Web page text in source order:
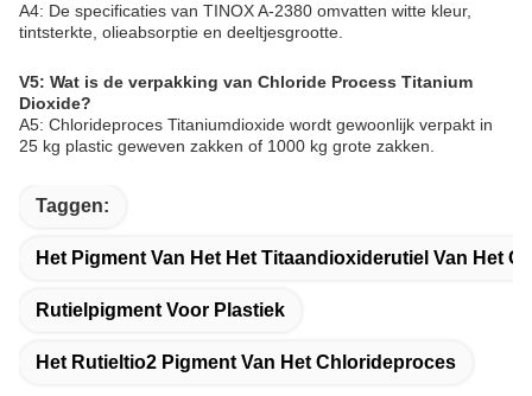
A4: De specificaties van TINOX A-2380 omvatten witte kleur,
tintsterkte, olieabsorptie en deeltjesgrootte.
V5: Wat is de verpakking van Chloride Process Titanium
Dioxide?
A5: Chlorideproces Titaniumdioxide wordt gewoonlijk verpakt in
25 kg plastic geweven zakken of 1000 kg grote zakken.
Taggen:
Het Pigment Van Het Het Titaandioxiderutiel Van Het
Rutielpigment Voor Plastiek
Het Rutieltio2 Pigment Van Het Chlorideproces